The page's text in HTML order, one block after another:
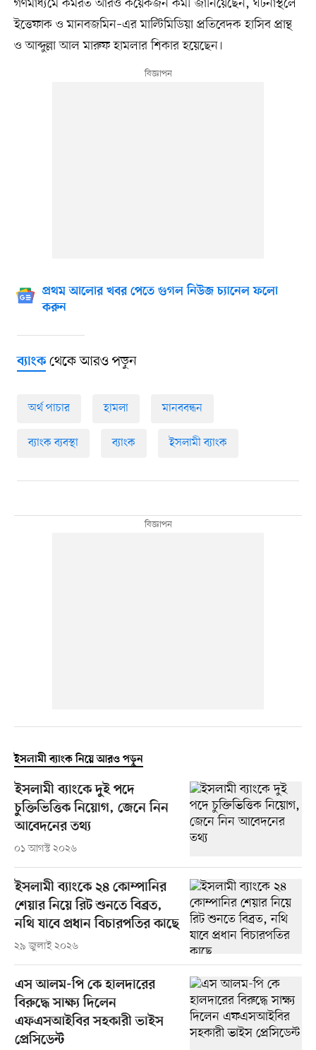
গণমাধ্যমে কর্মরত আরও কয়েকজন কর্মী জানিয়েছেন, ঘটনাস্থলে
ইত্তেফাক ও মানবজমিন–এর মাল্টিমিডিয়া প্রতিবেদক হাসিব প্রান্থ
ও আব্দুল্লা আল মারুফ হামলার শিকার হয়েছেন।
প্রথম আলোর খবর পেতে গুগল নিউজ চ্যানেল ফলো
করুন
ব্যাংকথেকে আরও পড়ুন
অর্থ পাচার হামলা মানববন্ধন
ব্যাংক ব্যবস্থা ব্যাংক ইসলামী ব্যাংক
ইসলামী ব্যাংক নিয়ে আরও পড়ুন
ইসলামী ব্যাংকে দুই পদে
চুক্তিভিত্তিক নিয়োগ, জেনে নিন
আবেদনের তথ্য
০১ আগস্ট ২০২৬
ইসলামী ব্যাংকে ২৪ কোম্পানির
শেয়ার নিয়ে রিট শুনতে বিব্রত,
নথি যাবে প্রধান বিচারপতির কাছে
২৯ জুলাই ২০২৬
এস আলম-পি কে হালদারের
বিরুদ্ধে সাক্ষ্য দিলেন
এফএসআইবির সহকারী ভাইস
প্রেসিডেন্ট